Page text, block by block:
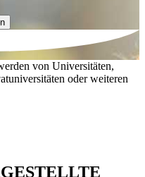
von Universitäten,
oder weiteren